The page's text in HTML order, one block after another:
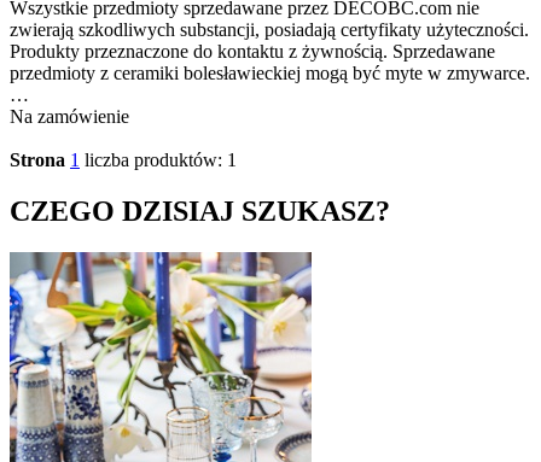
Wszystkie przedmioty sprzedawane przez DECOBC.com nie
zwierają szkodliwych substancji, posiadają certyfikaty użyteczności.
Produkty przeznaczone do kontaktu z żywnością. Sprzedawane
przedmioty z ceramiki bolesławieckiej mogą być myte w zmywarce.
…
Na zamówienie
Strona 1 liczba produktów: 1
CZEGO DZISIAJ SZUKASZ?